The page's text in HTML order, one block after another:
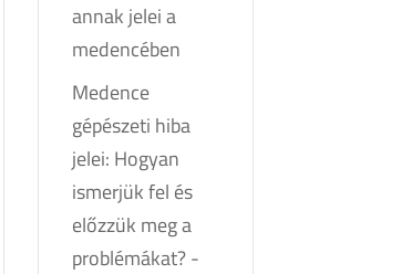
annak jelei a
medencében
Medence
gépészeti hiba
jelei: Hogyan
ismerjük fel és
előzzük meg a
problémákat?-